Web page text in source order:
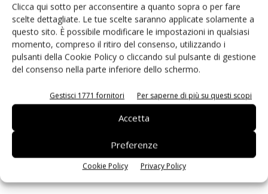
Clicca qui sotto per acconsentire a quanto sopra o per fare
scelte dettagliate. Le tue scelte saranno applicate solamente a
questo sito. È possibile modificare le impostazioni in qualsiasi
momento, compreso il ritiro del consenso, utilizzando i
pulsanti della Cookie Policy o cliccando sul pulsante di gestione
del consenso nella parte inferiore dello schermo.
Gestisci 1771 fornitori Per saperne di più su questi scopi
Accetta
Preferenze
Cookie Policy Privacy Policy
sia del processore, sia delle schede, non saranno garantiti
per le altre piattaforme, è ciò è fonte di grande
preoccupazione per i progettisti di sistemi. Ad esempio, la
procedura Ecn(Engineering change notice)/Pcn(Product
change notification)potrebbe essere carente, come pure la
qualificazione per la documentazione nel range di
temperatura esteso. Di conseguenza, per chi ha la
necessità di una prototipizzazione rapida sarà buona
norma lavorare con le schede di sviluppo Snapdragon.
Dopotutto, niente è più noioso e niente fa perdere tanto
tempo quanto il dover ripartire da zero.